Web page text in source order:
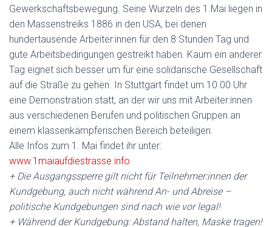
Gewerkschaftsbewegung. Seine Wurzeln des 1.Mai liegen in
den Massenstreiks 1886 in den USA, bei denen
hundertausende Arbeiter:innen für den 8 Stunden Tag und
gute Arbeitsbedingungen gestreikt haben. Kaum ein anderer
Tag eignet sich besser um für eine solidarische Gesellschaft
auf die Straße zu gehen. In Stuttgart findet um 10.00 Uhr
eine Demonstration statt, an der wir uns mit Arbeiter:innen
aus verschiedenen Berufen und politischen Gruppen an
einem klassenkämpferischen Bereich beteiligen.
Alle Infos zum 1. Mai findet ihr unter:
www.1maiaufdiestrasse.info
+ Die Ausgangssperre gilt nicht für Teilnehmer:innen der
Kundgebung, auch nicht während An- und Abreise –
politische Kundgebungen sind nach wie vor legal!
+ Während der Kundgebung: Abstand halten, Maske tragen!